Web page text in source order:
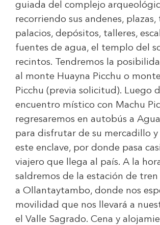
guiada del complejo
recorriendo sus andenes,
palacios, depósitos, talleres,
fuentes de agua, el templo del
recintos. Tendremos la
al monte Huayna Picchu o
Picchu (previa solicitud). Luego
encuentro místico con Machu
regresaremos en autobús a
para disfrutar de su mercadillo
este enclave, por donde pasa
viajero que llega al país. A la
saldremos de la estación de tren
a Ollantaytambo, donde nos
movilidad que nos llevará a
el Valle Sagrado. Cena y